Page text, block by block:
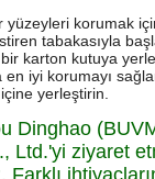
yüzeyleri korumak
tabakasıyla
karton kutuya
iyi korumayı
yerleştirin.
Dinghao
Ltd.'yi ziyaret